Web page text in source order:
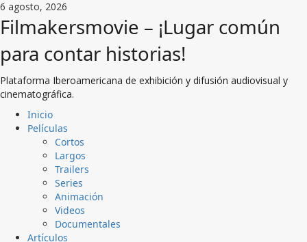
Saltar
al
contenido
6 agosto, 2026
Filmakersmovie – ¡Lugar común
para contar historias!
Plataforma Iberoamericana de exhibición y difusión audiovisual y
cinematográfica.
Menú
principal
Inicio
Películas
Cortos
Largos
Trailers
Series
Animación
Videos
Documentales
Artículos